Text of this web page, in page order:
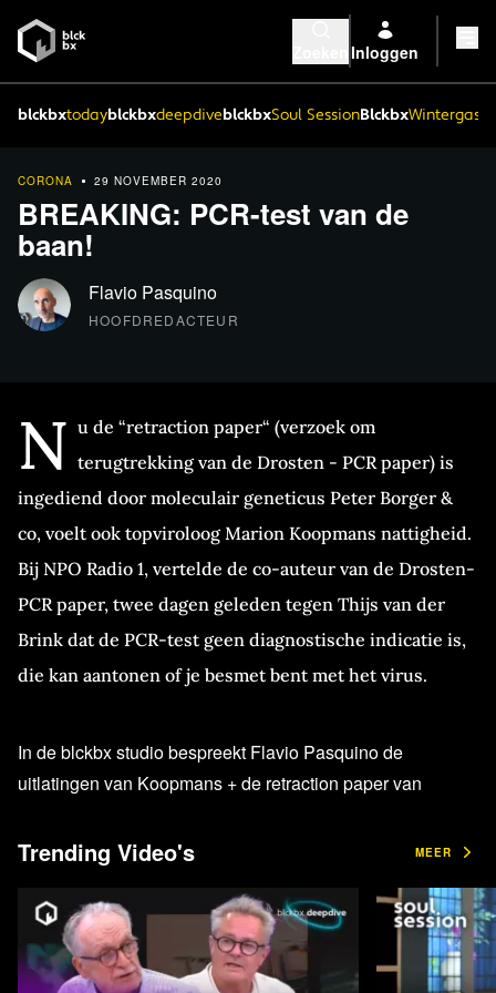
Inloggen
blckbxtodayblckbxdeepdiveblckbxSoul SessionBlckbx
CORONA 29 NOVEMBER 2020
BREAKING: PCR-test van de
baan!
Flavio Pasquino
HOOFDREDACTEUR
N u de “retraction paper“ (verzoek om
terugtrekking van de Drosten - PCR paper) is
ingediend door moleculair geneticus Peter Borger &
co, voelt ook topviroloog Marion Koopmans nattigheid.
Bij NPO Radio 1, vertelde de co-auteur van de Drosten-
PCR paper, twee dagen geleden tegen Thijs van der
Brink dat de PCR-test geen diagnostische indicatie is,
die kan aantonen of je besmet bent met het virus.
In de blckbx studio bespreekt Flavio Pasquino de
uitlatingen van Koopmans + de retraction paper van
Savalle is een oude bekende van Pasquino, want een
video “ Bestaat Sars-Cov2 wel? Waar is het bewijs”,
waarin Koopmans ook een hoofdrol speelde. Ook toen
kwam de dubieuze Drosten-PCR publicatie - die in minder
Trending Video's MEER